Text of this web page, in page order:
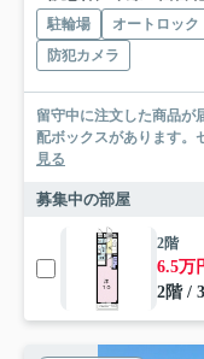
駐輪場 オートロック
防犯カメラ
留守中に注文した商品が
配ボックスがあります。
見る
募集中の部屋
2階
6.5万
2階 /